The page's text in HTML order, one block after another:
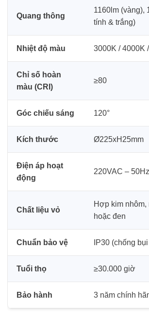
Quang thông
1160lm (vàng),
tính & trắng)
Nhiệt độ màu 3000K / 4000K
Chỉ số hoàn
màu (CRI)
≥80
Góc chiếu sáng 120°
Kích thước Ø225xH25mm
Điện áp hoạt
động
220VAC – 50Hz
Chất liệu vỏ
Hợp kim nhôm,
hoặc đen
Chuẩn bảo vệ IP30 (chống
Tuổi thọ ≥30.000 giờ
Bảo hành 3 năm chính